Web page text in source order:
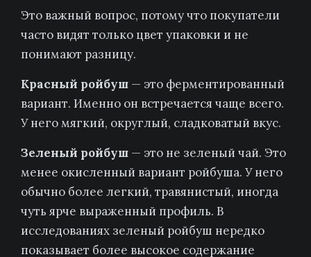
Это важный вопрос, потому что покупатели
часто видят только цвет упаковки и не
понимают разницу.
Красный ройбуш — это ферментированный
вариант. Именно он встречается чаще всего.
У него мягкий, округлый, сладковатый вкус.
Зеленый ройбуш — это не зеленый чай. Это
менее окисленный вариант ройбуша. У него
обычно более легкий, травянистый, иногда
чуть ярче выраженный профиль. В
исследованиях зеленый ройбуш нередко
показывает более высокое содержание